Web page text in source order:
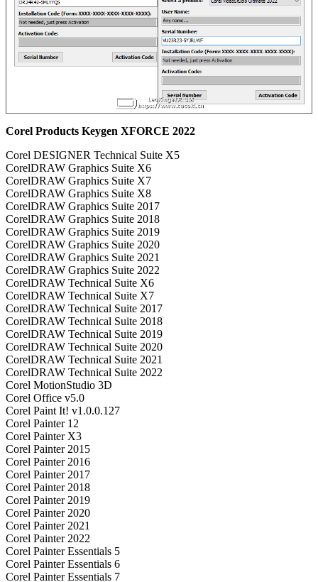
Corel Products Keygen XFORCE 2022
Corel DESIGNER Technical Suite X5
CorelDRAW Graphics Suite X6
CorelDRAW Graphics Suite X7
CorelDRAW Graphics Suite X8
CorelDRAW Graphics Suite 2017
CorelDRAW Graphics Suite 2018
CorelDRAW Graphics Suite 2019
CorelDRAW Graphics Suite 2020
CorelDRAW Graphics Suite 2021
CorelDRAW Graphics Suite 2022
CorelDRAW Technical Suite X6
CorelDRAW Technical Suite X7
CorelDRAW Technical Suite 2017
CorelDRAW Technical Suite 2018
CorelDRAW Technical Suite 2019
CorelDRAW Technical Suite 2020
CorelDRAW Technical Suite 2021
CorelDRAW Technical Suite 2022
Corel MotionStudio 3D
Corel Office v5.0
Corel Paint It! v1.0.0.127
Corel Painter 12
Corel Painter X3
Corel Painter 2015
Corel Painter 2016
Corel Painter 2017
Corel Painter 2018
Corel Painter 2019
Corel Painter 2020
Corel Painter 2021
Corel Painter 2022
Corel Painter Essentials 5
Corel Painter Essentials 6
Corel Painter Essentials 7